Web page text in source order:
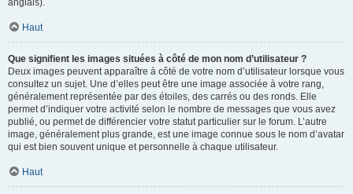
anglais).
Haut
Que signifient les images situées à côté de mon nom d’utilisateur ?
Deux images peuvent apparaître à côté de votre nom d’utilisateur lorsque vous
consultez un sujet. Une d’elles peut être une image associée à votre rang,
généralement représentée par des étoiles, des carrés ou des ronds. Elle
permet d’indiquer votre activité selon le nombre de messages que vous avez
publié, ou permet de différencier votre statut particulier sur le forum. L’autre
image, généralement plus grande, est une image connue sous le nom d’avatar
qui est bien souvent unique et personnelle à chaque utilisateur.
Haut